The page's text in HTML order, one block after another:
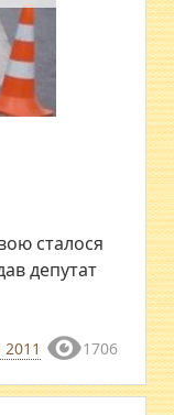
сталося
депутат
1706